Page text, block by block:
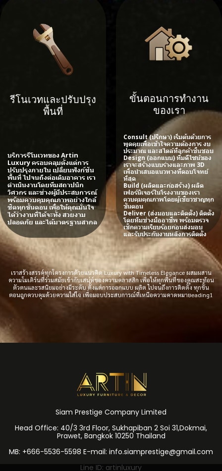
รีโนเวทและปรับปรุง
พื้นที่
บริการรีโนเวทของ Artin
Luxury ครอบคลุมตั้งแต่การ
ปรับปรุงภายใน เปลี่ยนฟังก์ชัน
พื้นที่ ไปจนถึงต่อเติมอาคาร เรา
ดำเนินงานโดยทีมสถาปนิก
วิศวกร และช่างผู้มีประสบการณ์
พร้อมควบคุมคุณภาพอย่างใกล้
ชิดทุกขั้นตอน เพื่อให้คุณมั่นใจ
ได้ว่างานที่ได้จะทั้ง สวยงาม
ปลอดภัย และได้มาตรฐานสากล
ขั้นตอนการทำงาน
ของเรา
Consult (ปรึกษา) เริ่มต้นด้วยการ
พูดคุยเพื่อเข้าใจความต้องการ งบ
ประมาณ และสไตล์ที่ลูกค้าชื่นชอบ
Design (ออกแบบ) ทีมดีไซน์ของ
เราจะสร้างแบบร่างและภาพ 3D
เพื่อนำเสนอแนวทางที่ตอบโจทย์
ที่สุด
Build (ผลิตและก่อสร้าง) ผลิต
เฟอร์นิเจอร์ในโรงงานของเรา
ควบคุมคุณภาพโดยผู้เชี่ยวชาญทุก
ขั้นตอน
Deliver (ส่งมอบและติดตั้ง) ติดตั้ง
โดยทีมช่างมืออาชีพ พร้อมตรวจ
เช็กความเรียบร้อยก่อนส่งมอบ
และรับประกันงานหลังการติดตั้ง
เราสร้างสรรค์ทุกโครงการด้วยแนวคิด Luxury with Timeless Elegance ผสมผสาน
ความโมเดิร์นที่ร่วมสมัยเข้ากับเสน่ห์ของความคลาสสิก เพื่อให้ทุกพื้นที่ของคุณสะท้อน
ตัวตนและรสนิยมอย่างมีระดับ ตั้งแต่การออกแบบ ผลิต ไปจนถึงการติดตั้ง ทุกขั้น
ตอนถูกควบคุมด้วยความใส่ใจ เพื่อมอบประสบการณ์ที่เหนือความคาดหมายeading1
Siam Prestige Company Limited
Head Office: 40/3 3rd Floor, Sukhapiban 2 Soi 31,Dokmai,
Prawet, Bangkok 10250 Thailand
MB: +666-5536-5598 E-mail: info.siamprestige@gmail.com
Line ID: artinluxury